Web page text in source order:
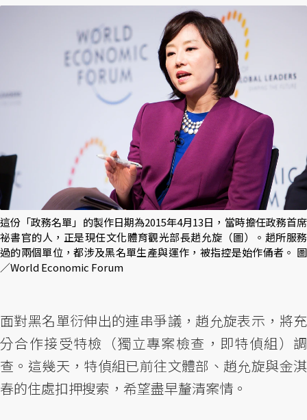
這份「政務名單」的製作日期為2015年4月13日，當時擔任政務首席
祕書官的人，正是現任文化體育觀光部長趙允旋（圖）。趙所服務
過的兩個單位，都涉及黑名單生產與運作，被指控是始作俑者。 圖
／World Economic Forum
面對黑名單衍伸出的連串爭議，趙允旋表示，將充
分合作接受特檢（獨立專案檢查，即特偵組）調
查。這幾天，特偵組已前往文體部、趙允旋與金淇
春的住處扣押搜索，希望盡早釐清案情。